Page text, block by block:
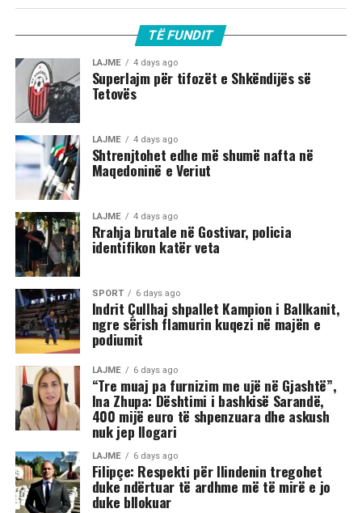
autoriteteve, sulmi ka ndodhur në orët e para të
mëngjesit të 2 gushtit në rrugën „Borçe Jovanoski“, ku
dy të rinj janë goditur me mjete dhe shkopinj druri.
Në rrjetet sociale u shfaq një video-incizim shqetësues
nga Gostivari, në të cilin shfaqet një përleshje e ashpër
fizike mes një grupi më të madh të rinjsh.
Sipas informacioneve të publikuara, gjatë rrahjes, njëri
nga djemtë është goditur në pjesën e kokës, pas së cilës
ka rënë në tokë dhe ka mbetur i palëvizshëm.
Përkundër faktit se po shtrihej në rrugë, në incizim
shihet se sulmi ka vazhduar me goditje të shumta ndaj
trupit të tij, gjë që ka shkaktuar reagime dhe dënime të
ashpra në rrjetet sociale.(INA)
TË FUNDIT
LAJME 4 days ago
Superlajm për tifozët e Shkëndijës së
Tetovës
LAJME 4 days ago
Shtrenjtohet edhe më shumë nafta në
Maqedoninë e Veriut
LAJME 4 days ago
Rrahja brutale në Gostivar, policia
identifikon katër veta
SPORT 6 days ago
Indrit Çullhaj shpallet Kampion i Ballkanit,
ngre sërish flamurin kuqezi në majën e
podiumit
LAJME 6 days ago
“Tre muaj pa furnizim me ujë në Gjashtë”,
Ina Zhupa: Dështimi i bashkisë Sarandë,
400 mijë euro të shpenzuara dhe askush
nuk jep llogari
LAJME 6 days ago
Filipçe: Respekti për Ilindenin tregohet
duke ndërtuar të ardhme më të mirë e jo
duke bllokuar